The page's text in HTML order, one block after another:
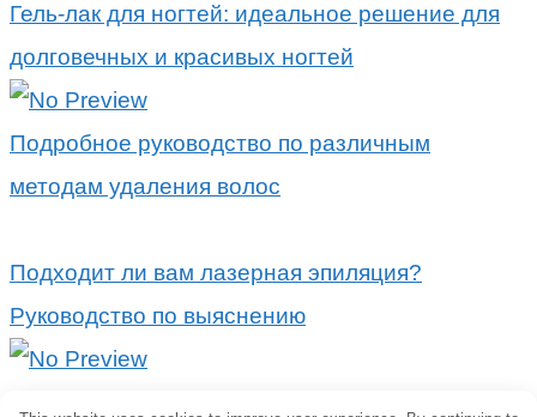
Гель-лак для ногтей: идеальное решение для
долговечных и красивых ногтей
Подробное руководство по различным
методам удаления волос
Подходит ли вам лазерная эпиляция?
Руководство по выяснению